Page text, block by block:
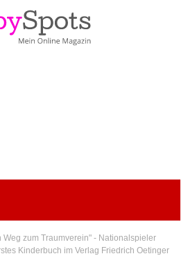
Weg zum Traumverein" - Nationalspieler
Kinderbuch im Verlag Friedrich Oetinger